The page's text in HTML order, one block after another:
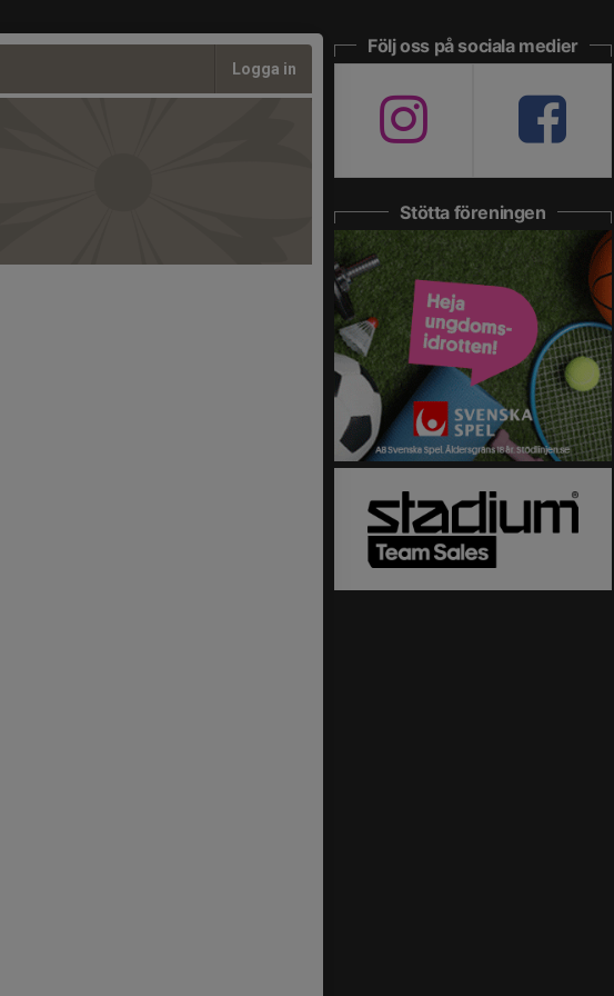
Logga in
Följ oss på sociala medier
Stötta föreningen